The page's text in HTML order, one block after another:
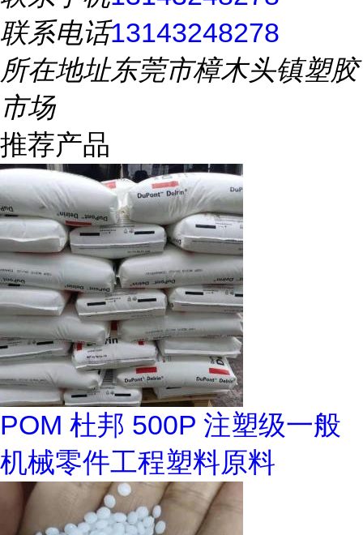
联系电话13143248278
所在地址东莞市樟木头镇塑胶
市场
推荐产品
POM 杜邦 500P 注塑级一般
机械零件工程塑料原料